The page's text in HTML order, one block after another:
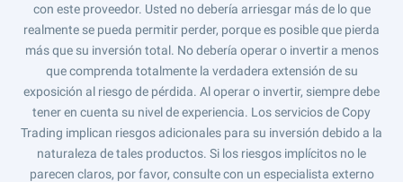
con este proveedor. Usted no debería arriesgar más de lo que
realmente se pueda permitir perder, porque es posible que pierda
más que su inversión total. No debería operar o invertir a menos
que comprenda totalmente la verdadera extensión de su
exposición al riesgo de pérdida. Al operar o invertir, siempre debe
tener en cuenta su nivel de experiencia. Los servicios de Copy
Trading implican riesgos adicionales para su inversión debido a la
naturaleza de tales productos. Si los riesgos implícitos no le
parecen claros, por favor, consulte con un especialista externo